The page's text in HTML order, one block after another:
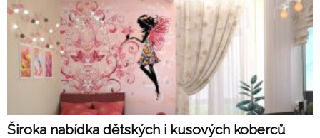
Široka nabídka dětských i kusových koberců